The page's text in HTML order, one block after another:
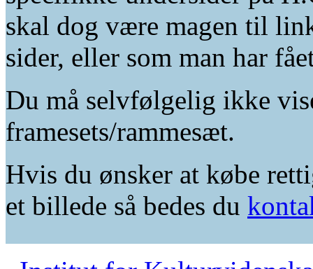
skal dog være magen til
sider, eller som man har
Du må selvfølgelig ikke
framesets/rammesæt.
Hvis du ønsker at købe
et billede så bedes du